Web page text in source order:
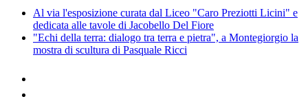
Al via l'esposizione curata dal Liceo "Caro Preziotti Licini" e
dedicata alle tavole di Jacobello Del Fiore
"Echi della terra: dialogo tra terra e pietra", a Montegiorgio la
mostra di scultura di Pasquale Ricci